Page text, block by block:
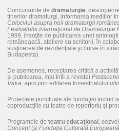
Concursurile de dramaturgie,
tinerilor dramaturgi, informarea mediilor
Colocviul asupra noii dramaturgii
Festivalului Internaţional de Dramaturgie
1999, însoţite de publicarea unei
românească, ateliere cu scriitorii, în
susţinerea de rezidenţiate şi burse în
Budapesta).
De asemenea, receptarea critică a
şi publicarea, mai întîi a revistei
Vatra, apoi prin editarea trimestrialului
Proiectele punctuale ale fundaţiei includ
coproducţiile cu teatre de repertoriu şi
Programele de teatru educaţional,
Concept(şi Fundaţia Culturală Europeană